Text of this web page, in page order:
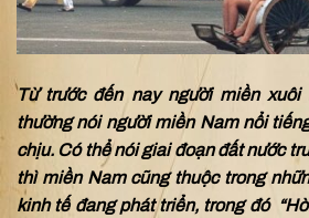
Từ trước đến nay người miền xuôi
thường nói người miền Nam nổi
chịu. Có thể nói giai đoạn đất nước
thì miền Nam cũng thuộc trong
kinh tế đang phát triển, trong đó